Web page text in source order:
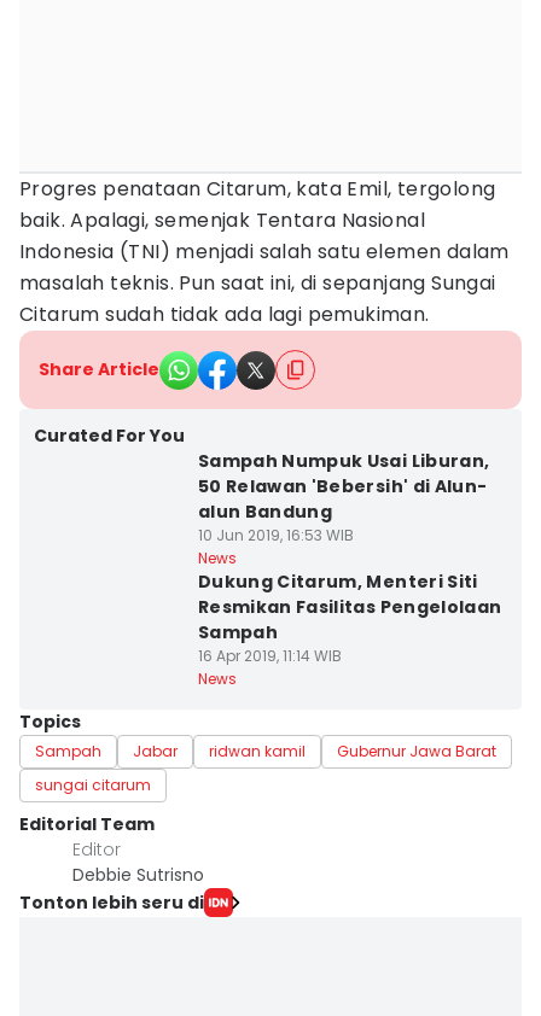
Progres penataan Citarum, kata Emil, tergolong
baik. Apalagi, semenjak Tentara Nasional
Indonesia (TNI) menjadi salah satu elemen dalam
masalah teknis. Pun saat ini, di sepanjang Sungai
Citarum sudah tidak ada lagi pemukiman.
Share Article
Curated For You
Sampah Numpuk Usai Liburan,
50 Relawan 'Bebersih' di Alun-
alun Bandung
10 Jun 2019, 16:53 WIB
News
Dukung Citarum, Menteri Siti
Resmikan Fasilitas Pengelolaan
Sampah
16 Apr 2019, 11:14 WIB
News
Topics
Sampah Jabar ridwan kamil
Gubernur Jawa Barat
sungai citarum
Editorial Team
Editor
Debbie Sutrisno
Tonton lebih seru di